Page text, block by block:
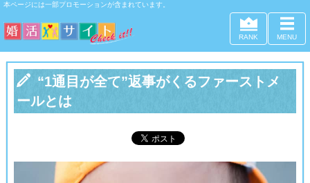
本ページには一部プロモーションが含まれています。
RANK MENU
 “1通目が全て”返事がくるファーストメ
ールとは